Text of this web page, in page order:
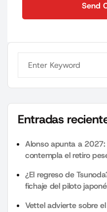
Send
Entradas
Alonso apunta a
contempla el retiro
¿El regreso de
fichaje del piloto
Vettel advierte sobre